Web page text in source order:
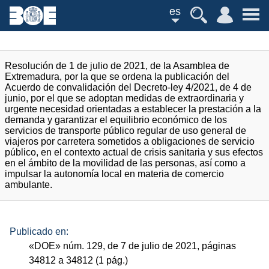
es
Resolución de 1 de julio de 2021, de la Asamblea de
Extremadura, por la que se ordena la publicación del
Acuerdo de convalidación del Decreto-ley 4/2021, de 4 de
junio, por el que se adoptan medidas de extraordinaria y
urgente necesidad orientadas a establecer la prestación a la
demanda y garantizar el equilibrio económico de los
servicios de transporte público regular de uso general de
viajeros por carretera sometidos a obligaciones de servicio
público, en el contexto actual de crisis sanitaria y sus efectos
en el ámbito de la movilidad de las personas, así como a
impulsar la autonomía local en materia de comercio
ambulante.
Publicado en:
«DOE» núm. 129, de 7 de julio de 2021, páginas
34812 a 34812 (1 pág.)